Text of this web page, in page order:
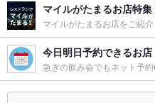
マイルがたまるお店特集
マイルがたまるお店をご紹介
今日明日予約できるお店
急ぎの飲み会でもネット予約